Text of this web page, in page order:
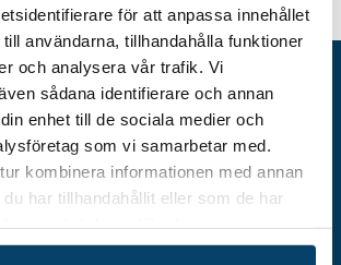
för att anpassa innehållet
användarna, tillhandahålla funktioner
och analysera vår trafik. Vi
sådana identifierare och annan
enhet till de sociala medier och
som vi samarbetar med.
kombinera informationen med annan
har tillhandahållit eller som de har